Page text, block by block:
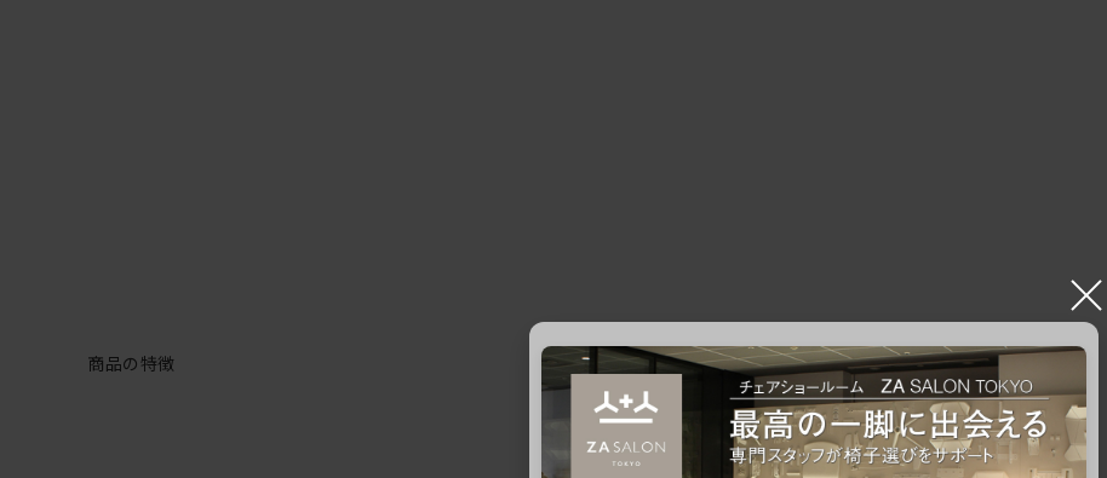
商品の特徴
×